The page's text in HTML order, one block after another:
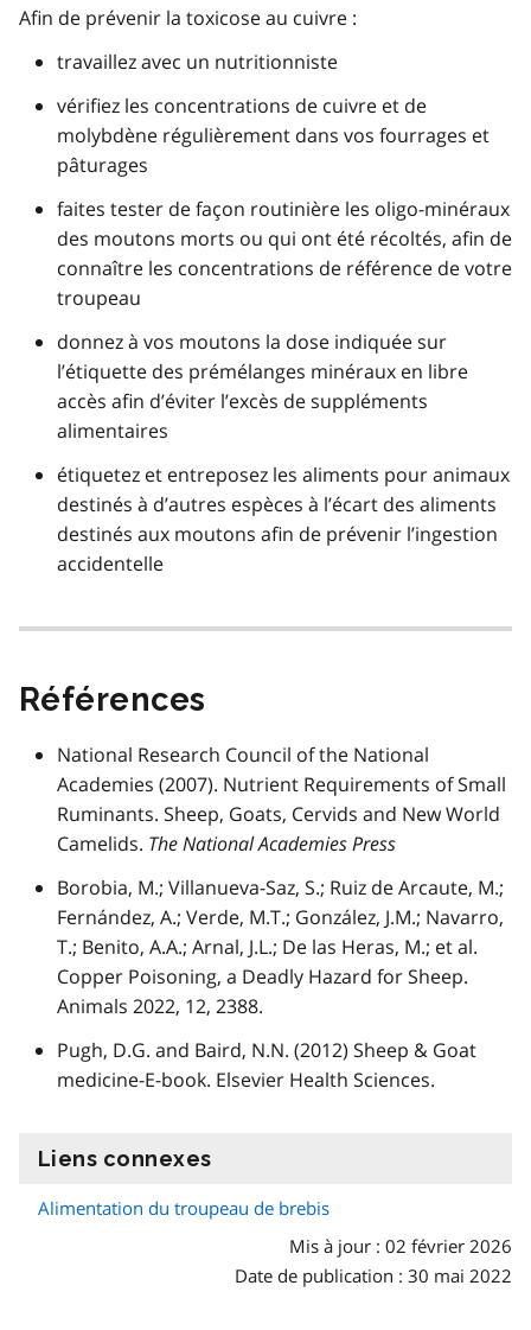
Afin de prévenir la toxicose au cuivre :
travaillez avec un nutritionniste
vérifiez les concentrations de cuivre et de
molybdène régulièrement dans vos fourrages et
pâturages
faites tester de façon routinière les oligo-minéraux
des moutons morts ou qui ont été récoltés, afin de
connaître les concentrations de référence de votre
troupeau
donnez à vos moutons la dose indiquée sur
l’étiquette des prémélanges minéraux en libre
accès afin d’éviter l’excès de suppléments
alimentaires
étiquetez et entreposez les aliments pour animaux
destinés à d’autres espèces à l’écart des aliments
destinés aux moutons afin de prévenir l’ingestion
accidentelle
Références
National Research Council of the National
Academies (2007). Nutrient Requirements of Small
Ruminants. Sheep, Goats, Cervids and New World
Camelids. The National Academies Press
Borobia, M.; Villanueva-Saz, S.; Ruiz de Arcaute, M.;
Fernández, A.; Verde, M.T.; González, J.M.; Navarro,
T.; Benito, A.A.; Arnal, J.L.; De las Heras, M.; et al.
Copper Poisoning, a Deadly Hazard for Sheep.
Animals 2022, 12, 2388.
Pugh, D.G. and Baird, N.N. (2012) Sheep & Goat
medicine-E-book. Elsevier Health Sciences.
Liens connexes
Alimentation du troupeau de brebis
Mis à jour : 02 février 2026
Date de publication : 30 mai 2022